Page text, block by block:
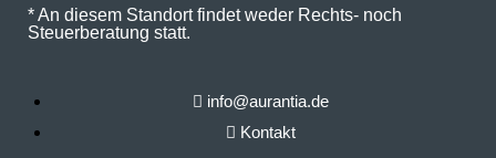
* An diesem Standort findet weder Rechts- noch
Steuerberatung statt.
info@aurantia.de
Kontakt